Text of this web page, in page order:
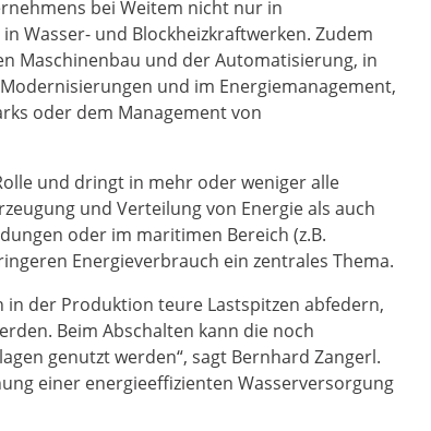
bei Weitem nicht nur in
Wasser- und Blockheizkraftwerken. Zudem
Maschinenbau und der Automatisierung, in
und im Energiemanagement,
oder dem Management von
und dringt in mehr oder weniger alle
und Verteilung von Energie als auch
oder im maritimen Bereich (z.B.
Energieverbrauch ein zentrales Thema.
in der Produktion teure Lastspitzen abfedern,
Beim Abschalten kann die noch
genutzt werden“, sagt Bernhard Zangerl.
einer energieeffizienten Wasserversorgung